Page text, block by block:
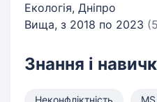
Екологія, Дніпро
Вища, з 2018 по 2023
Знання і
Неконфліктність